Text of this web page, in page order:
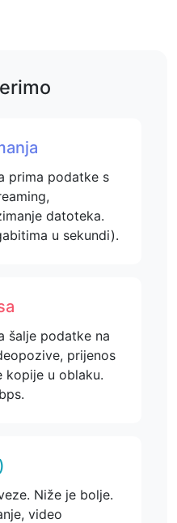
prima podatke s
datoteka.
u sekundi).
šalje podatke na
prijenos
kopije u oblaku.
Niže je bolje.
video